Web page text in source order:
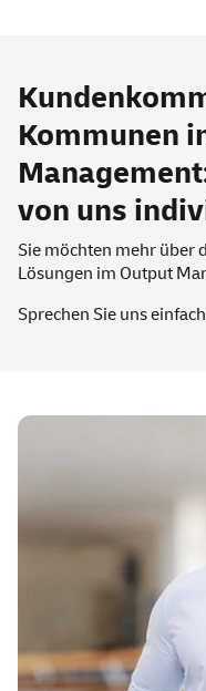
Kommunen
von uns
Sie möchten mehr über
Lösungen im Output
Sprechen Sie uns